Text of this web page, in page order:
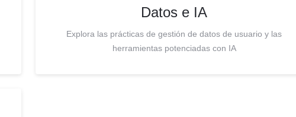
Datos e IA
Explora las prácticas de gestión de datos de usuario y las
herramientas potenciadas con IA